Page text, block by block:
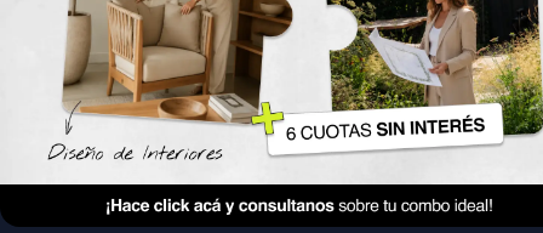
Anterior Clase
Clase 7
Materiales